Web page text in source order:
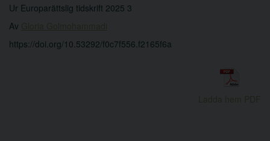
Ur Europarättslig tidskrift 2025 3
Av
https://doi.org/10.53292/f0c7f556.f2165f6a